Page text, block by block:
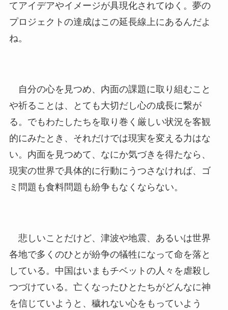
てアイデアやイメージが具現化されてゆく。夢の
プロジェクトの達成はこの延長線上にあるんだよ
ね。
自分の心を見つめ、内面の課題に取り組むこと
や祈ることは、とても大切だし心の成長に繋が
る。でもわたしたちを取り巻く厳しい状況を客観
的にみたとき、それだけでは現実を変える力はな
い。内面を見つめて、なにか気づきを得たなら、
現実の世界で具体的に行動にうつさなければ、ゴ
ミ問題も食料問題も紛争もなくならない。
悲しいことだけど、津波や地震、あるいは世界
各地で多くのひとが紛争の犠牲になって命を落と
している。中国はいまもチベットの人々を虐殺し
つづけている。亡くなったひとたちがどんなに神
を信じていようと、穢れない心をもっていよう